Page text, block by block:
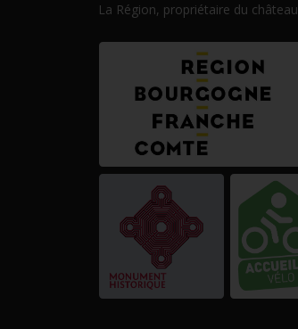
des cookies
La Région, propriétaire du